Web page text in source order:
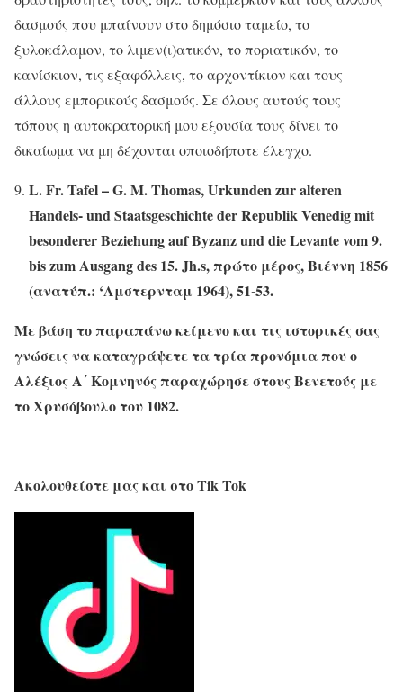
δασμούς που μπαίνουν στο δημόσιο ταμείο, το
ξυλοκάλαμον, το λιμεν(ι)ατικόν, το ποριατικόν, το
κανίσκιον, τις εξαφόλλεις, το αρχοντίκιον και τους
άλλους εμπορικούς δασμούς. Σε όλους αυτούς τους
τόπους η αυτοκρατορική μου εξουσία τους δίνει το
δικαίωμα να μη δέχονται οποιοδήποτε έλεγχο.
L. Fr. Tafel – G. M. Thomas, Urkunden zur alteren
Handels- und Staatsgeschichte der Republik Venedig mit
besonderer Beziehung auf Byzanz und die Levante vom 9.
bis zum Ausgang des 15.Jh.s, πρώτο μέρος, Βιέννη 1856
(ανατύπ.: ‘Αμστερνταμ 1964), 51-53.
Με βάση το παραπάνω κείμενο και τις ιστορικές σας
γνώσεις να καταγράψετε τα τρία προνόμια που ο
Αλέξιος Α΄ Κομνηνός παραχώρησε στους Βενετούς με
το Χρυσόβουλο του 1082.
Ακολουθείστε μας και στο Tik Tok